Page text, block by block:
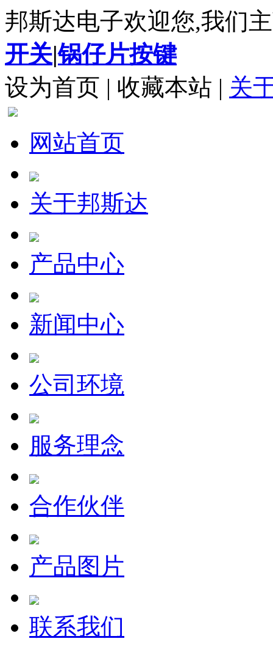
邦斯达电子欢迎您,我们
开关|锅仔片按键
设为首页 | 收藏本站 | 关
网站首页
关于邦斯达
产品中心
新闻中心
公司环境
服务理念
合作伙伴
产品图片
联系我们